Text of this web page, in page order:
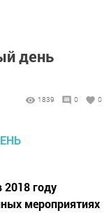
день
1839 0 0
году
мероприятиях